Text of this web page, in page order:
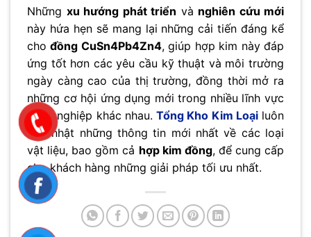
Những xu hướng phát triển và nghiên cứu mới
này hứa hẹn sẽ mang lại những cải tiến đáng kể
chođồng CuSn4Pb4Zn4, giúp hợp kim này đáp
ứng tốt hơn các yêu cầu kỹ thuật và môi trường
ngày càng cao của thị trường, đồng thời mở ra
những cơ hội ứng dụng mới trong nhiều lĩnh vực
công nghiệp khác nhau. Tổng Kho Kim Loạiluôn
cập nhật những thông tin mới nhất về các loại
vật liệu, bao gồm cả hợp kim đồng, để cung cấp
cho khách hàng những giải pháp tối ưu nhất.